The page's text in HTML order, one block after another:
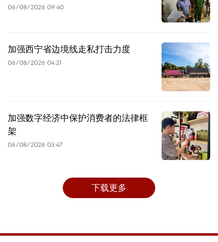
06/08/2026 09:40
加强西宁省边境线走私打击力度
06/08/2026 04:21
加强数字经济中保护消费者的法律框
架
06/08/2026 03:47
下载更多